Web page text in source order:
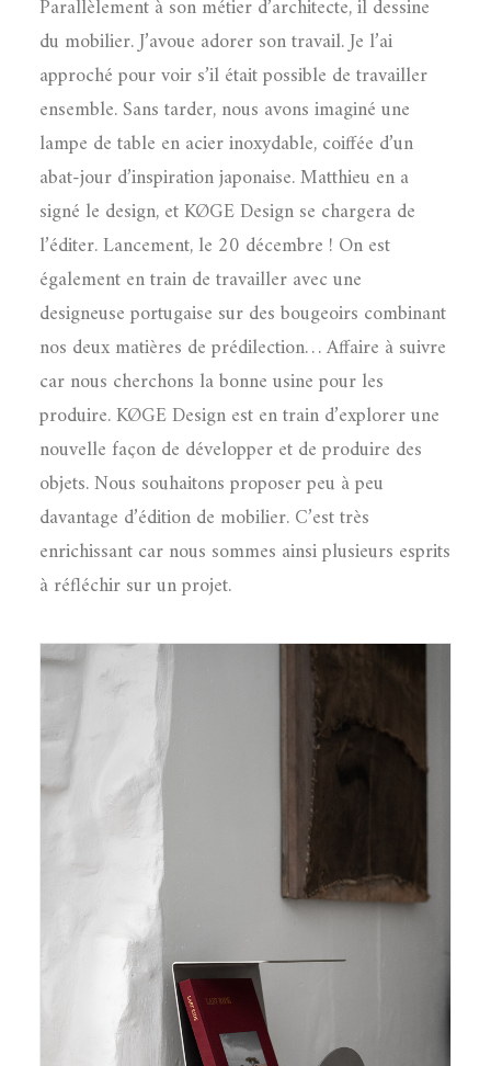
Parallèlement à son métier d’architecte, il dessine
du mobilier. J’avoue adorer son travail. Je l’ai
approché pour voir s’il était possible de travailler
ensemble. Sans tarder, nous avons imaginé une
lampe de table en acier inoxydable, coiffée d’un
abat-jour d’inspiration japonaise. Matthieu en a
signé le design, et KØGE Design se chargera de
l’éditer. Lancement, le 20 décembre ! On est
également en train de travailler avec une
designeuse portugaise sur des bougeoirs combinant
nos deux matières de prédilection… Affaire à suivre
car nous cherchons la bonne usine pour les
produire. KØGE Design est en train d’explorer une
nouvelle façon de développer et de produire des
objets. Nous souhaitons proposer peu à peu
davantage d’édition de mobilier. C’est très
enrichissant car nous sommes ainsi plusieurs esprits
à réfléchir sur un projet.